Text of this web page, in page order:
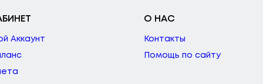
Аккаунт
О НАС
Контакты
Помощь по сайту